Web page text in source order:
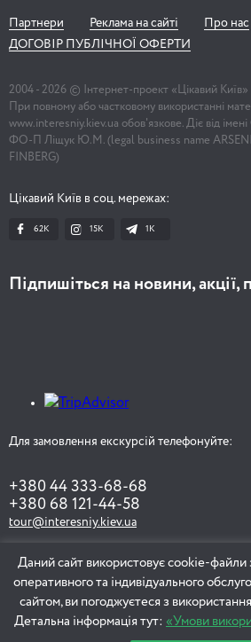
Даний сайт використовує cookie-
оперативного та індивідуального
сайтом, ви погоджуєтеся з
Детальна інформація тут: «Умови
Партнери Реклама на сайті Про нас
ДОГОВІР ПУБЛІЧНОЇ ОФЕРТИ
2004 - 2026 © Інтернет-проект «Цікавий Київ»
При повному або частковому використанні
www.interesniy.kiev.ua обов'язкове. Діє від
ФО-П Ліщук Ю.М. (legal business name
FINBERG)
Цікавий Київ в соц. мережах:
62K 15K 1К
Підпишіться на новини, акції,
Для замовлення екскурсій телефонуйте:
+380 44 333-68-68
+380 68 121-44-58
tour@interesniy.kiev.ua
ЗАМОВИТИ ЕКСКУРСІЮ